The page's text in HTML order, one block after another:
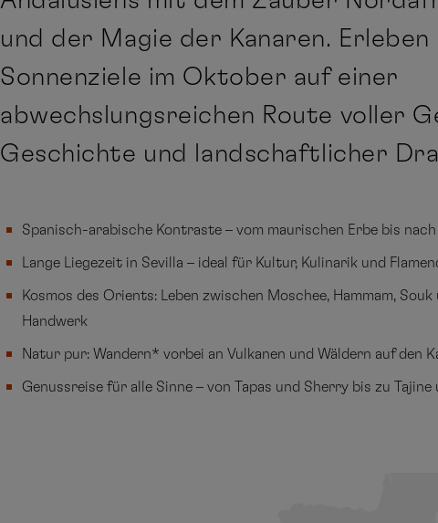
und der Magie der Kanaren. Erleben
Sonnenziele im Oktober auf einer
abwechslungsreichen Route voller
Geschichte und landschaftlicher
Spanisch-arabische Kontraste – vom maurischen Erbe bis
Lange Liegezeit in Sevilla – ideal für Kultur, Kulinarik und
Kosmos des Orients: Leben zwischen Moschee, Hammam, Souk
Handwerk
Natur pur: Wandern* vorbei an Vulkanen und Wäldern auf den
Genussreise für alle Sinne – von Tapas und Sherry bis zu